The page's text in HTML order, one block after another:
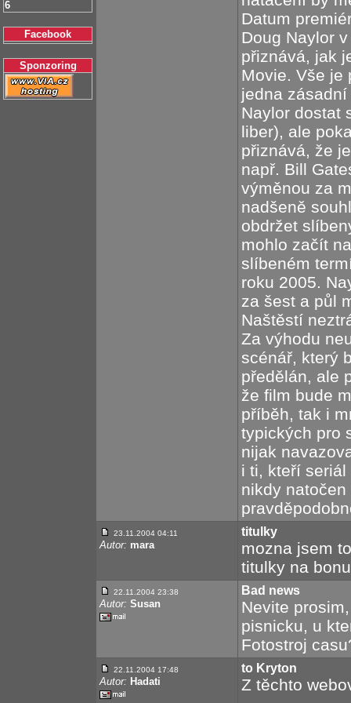
6
Facebook
Sponzoring
Datum
Doug Naylor
přiznává, jak
Movie. Vše je
jedna
Naylor dostat
liber), ale
přiznává, že
např. Bill
výměnou za
nadšeně
obdržet
mohlo začít
slíbeném
roku 2005.
za šest a půl
Naštěstí
Za výhodu
scénář, který
předělán, ale
že film bude
příběh, tak i
typických pro
nijak
i ti, kteří
nikdy
23.11.2004 04:11
Autor: mara
titulky
mozna jsem
titulky na
22.11.2004 23:38
Autor: Susan
Bad news
Nevite
pisnicku, u
Fotostroj
22.11.2004 17:48
Autor: Hadati
to Kryton
Z těchto